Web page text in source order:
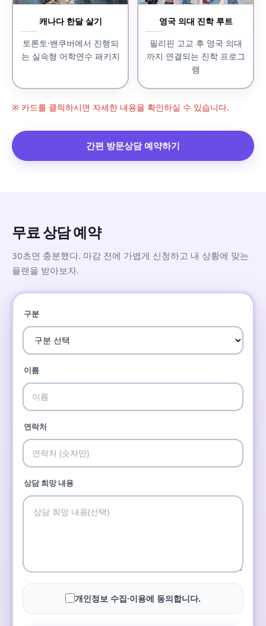
캐나다 한달 살기
토론토·밴쿠버에서 진행되
는 실속형 어학연수 패키지
영국 의대 진학 루트
필리핀 고교 후 영국 의대
까지 연결되는 진학 프로그
램
※ 카드를 클릭하시면 자세한 내용을 확인하실 수 있습니다.
간편 방문상담 예약하기
무료 상담 예약
30초면 충분했다. 마감 전에 가볍게 신청하고 내 상황에 맞는
플랜을 받아보자.
구분
이름
연락처
상담 희망 내용
개인정보 수집·이용에 동의합니다.